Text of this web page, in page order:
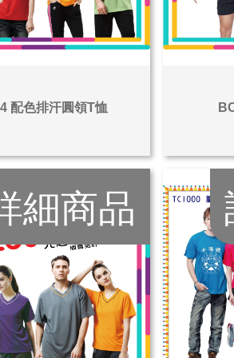
配色排汗圓領T恤
細商品